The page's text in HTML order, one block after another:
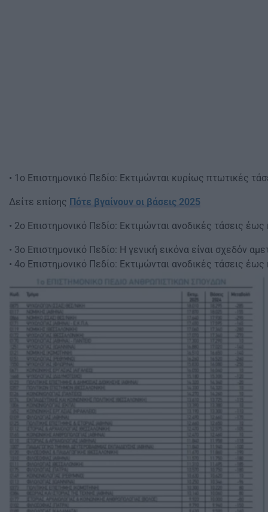
• 1ο Επιστημονικό Πεδίο: Εκτιμώνται κυρίως πτωτικές
Δείτε επίσης Πότε βγαίνουν οι βάσεις 2025
• 2ο Επιστημονικό Πεδίο: Εκτιμώνται ανοδικές τάσεις
• 3ο Επιστημονικό Πεδίο: Η γενική εικόνα είναι σχεδόν
• 4ο Επιστημονικό Πεδίο: Εκτιμώνται ανοδικές τάσεις